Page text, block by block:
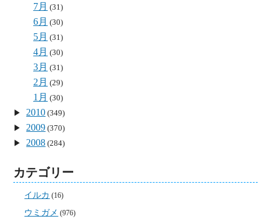
7月 (31)
6月 (30)
5月 (31)
4月 (30)
3月 (31)
2月 (29)
1月 (30)
2010 (349)
2009 (370)
2008 (284)
カテゴリー
イルカ (16)
ウミガメ (976)